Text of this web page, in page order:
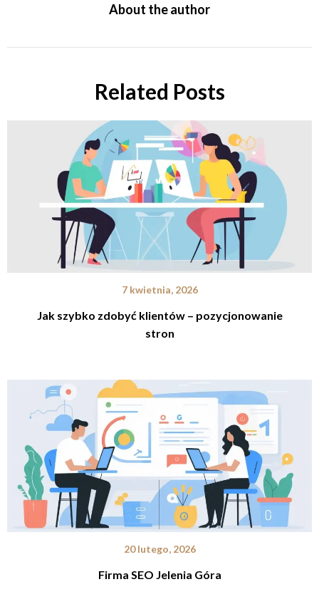
About the author
Related Posts
7 kwietnia, 2026
Jak szybko zdobyć klientów – pozycjonowanie
stron
20 lutego, 2026
Firma SEO Jelenia Góra